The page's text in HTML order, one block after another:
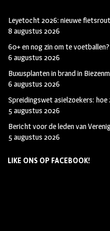
Leyetocht 2026: nieuwe
8 augustus 2026
60+ en nog zin om te
6 augustus 2026
Buxusplanten in brand in
6 augustus 2026
Spreidingswet asielzoekers:
5 augustus 2026
Bericht voor de leden van
5 augustus 2026
LIKE ONS OP FACEBOOK!